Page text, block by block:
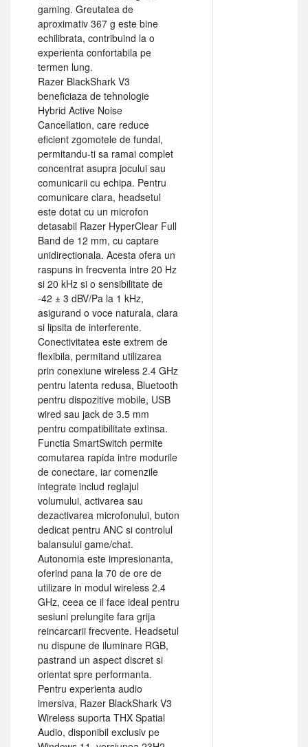
gaming. Greutatea de
aproximativ 367 g este bine
echilibrata, contribuind la o
experienta confortabila pe
termen lung.
Razer BlackShark V3
beneficiaza de tehnologie
Hybrid Active Noise
Cancellation, care reduce
eficient zgomotele de fundal,
permitandu-ti sa ramai complet
concentrat asupra jocului sau
comunicarii cu echipa. Pentru
comunicare clara, headsetul
este dotat cu un microfon
detasabil Razer HyperClear Full
Band de 12 mm, cu captare
unidirectionala. Acesta ofera un
raspuns in frecventa intre 20 Hz
si 20 kHz si o sensibilitate de
-42 ± 3 dBV/Pa la 1 kHz,
asigurand o voce naturala, clara
si lipsita de interferente.
Conectivitatea este extrem de
flexibila, permitand utilizarea
prin conexiune wireless 2.4 GHz
pentru latenta redusa, Bluetooth
pentru dispozitive mobile, USB
wired sau jack de 3.5 mm
pentru compatibilitate extinsa.
Functia SmartSwitch permite
comutarea rapida intre modurile
de conectare, iar comenzile
integrate includ reglajul
volumului, activarea sau
dezactivarea microfonului, buton
dedicat pentru ANC si controlul
balansului game/chat.
Autonomia este impresionanta,
oferind pana la 70 de ore de
utilizare in modul wireless 2.4
GHz, ceea ce il face ideal pentru
sesiuni prelungite fara grija
reincarcarii frecvente. Headsetul
nu dispune de iluminare RGB,
pastrand un aspect discret si
orientat spre performanta.
Pentru experienta audio
imersiva, Razer BlackShark V3
Wireless suporta THX Spatial
Audio, disponibil exclusiv pe